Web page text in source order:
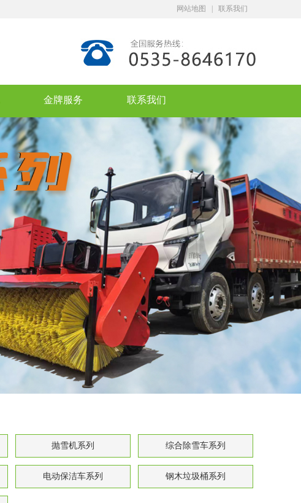
网站地图 联系我们
金牌服务 联系我们
抛雪机系列 综合除雪车系列
电动保洁车系列 钢木垃圾桶系列